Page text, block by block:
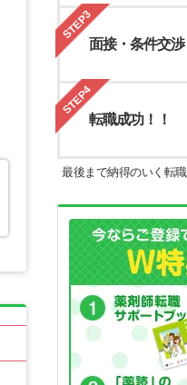
STEP3
面接・条件交渉
STEP4
転職成功！！
最後まで納得のいく転